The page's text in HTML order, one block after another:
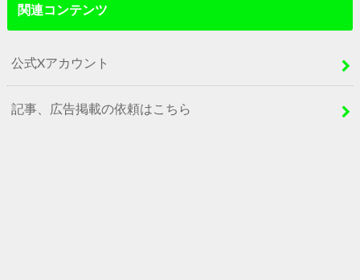
関連コンテンツ
公式Xアカウント
記事、広告掲載の依頼はこちら